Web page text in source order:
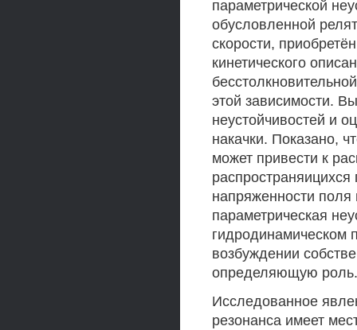
параметрической
обусловленной
скорости,
кинетического
этой зависимости.
неустойчивостей и
накачки. Показано,
может привести к
напряженности поля
параметрическая
гидродинамическом
возбуждении
определяющую роль.
Исследованное
резонанса имеет